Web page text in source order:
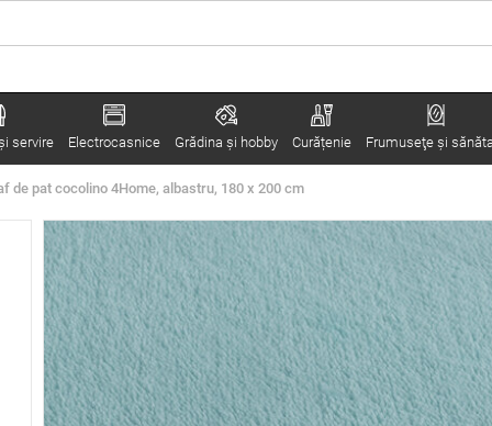
servire Electrocasnice Grădina şi hobby Curățenie Frumuseţe şi
de pat cocolino 4Home, albastru, 180 x 200 cm